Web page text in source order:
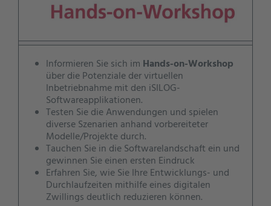
Informieren Sie sich im Hands-on-Workshop
über die Potenziale der virtuellen
Inbetriebnahme mit den iSILOG-
Softwareapplikationen.
Testen Sie die Anwendungen und spielen
diverse Szenarien anhand vorbereiteter
Modelle/Projekte durch.
Tauchen Sie in die Softwarelandschaft ein und
gewinnen Sie einen ersten Eindruck
Erfahren Sie, wie Sie Ihre Entwicklungs- und
Durchlaufzeiten mithilfe eines digitalen
Zwillings deutlich reduzieren können.